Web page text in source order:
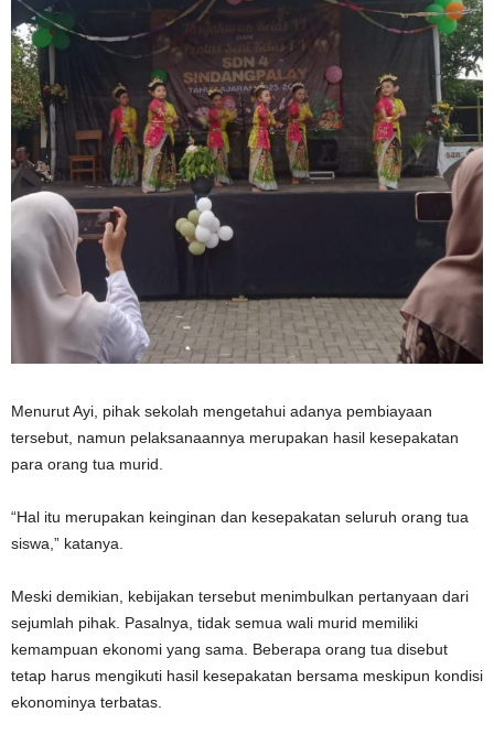
Menurut Ayi, pihak sekolah mengetahui adanya pembiayaan
tersebut, namun pelaksanaannya merupakan hasil kesepakatan
para orang tua murid.
“Hal itu merupakan keinginan dan kesepakatan seluruh orang tua
siswa,” katanya.
Meski demikian, kebijakan tersebut menimbulkan pertanyaan dari
sejumlah pihak. Pasalnya, tidak semua wali murid memiliki
kemampuan ekonomi yang sama. Beberapa orang tua disebut
tetap harus mengikuti hasil kesepakatan bersama meskipun kondisi
ekonominya terbatas.